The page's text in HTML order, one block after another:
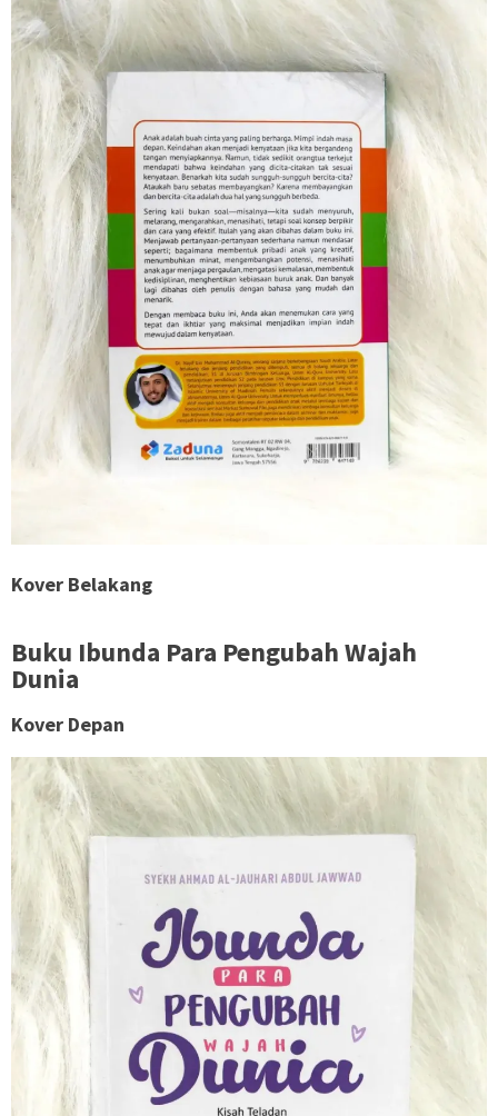
Kover Belakang
Buku Ibunda Para Pengubah Wajah
Dunia
Kover Depan